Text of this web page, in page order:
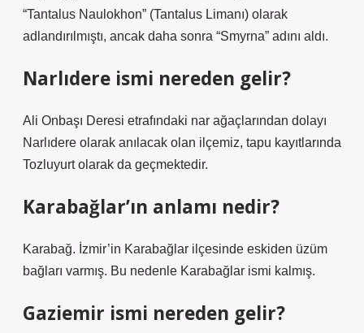
“Tantalus Naulokhon” (Tantalus Limanı) olarak
adlandırılmıştı, ancak daha sonra “Smyrna” adını aldı.
Narlıdere ismi nereden gelir?
Ali Onbaşı Deresi etrafındaki nar ağaçlarından dolayı
Narlıdere olarak anılacak olan ilçemiz, tapu kayıtlarında
Tozluyurt olarak da geçmektedir.
Karabağlar’ın anlamı nedir?
Karabağ. İzmir’in Karabağlar ilçesinde eskiden üzüm
bağları varmış. Bu nedenle Karabağlar ismi kalmış.
Gaziemir ismi nereden gelir?